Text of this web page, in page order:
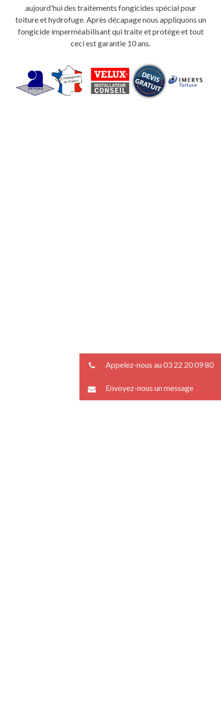
aujourd'hui des traitements fongicides spécial pour
toiture et hydrofuge. Après décapage nous appliquons un
fongicide imperméabilisant qui traite et protége et tout
ceci est garantie 10 ans.
Appelez-nous au 03 22 20 09 80
Envoyez-nous un message